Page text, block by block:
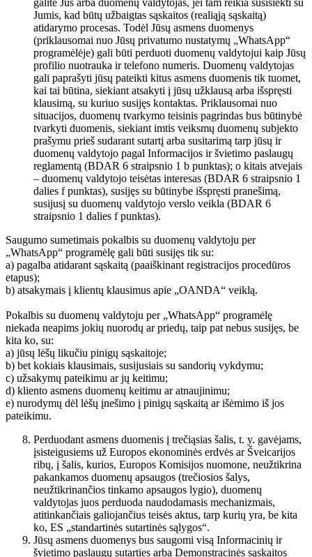
galite Jūs arba duomenų valdytojas, jei tam reikia susisiekti su
Jumis, kad būtų užbaigtas sąskaitos (realiąją sąskaitą)
atidarymo procesas. Todėl Jūsų asmens duomenys
(priklausomai nuo Jūsų privatumo nustatymų „WhatsApp“
programėlėje) gali būti perduoti duomenų valdytojui kaip Jūsų
profilio nuotrauka ir telefono numeris. Duomenų valdytojas
gali paprašyti jūsų pateikti kitus asmens duomenis tik tuomet,
kai tai būtina, siekiant atsakyti į jūsų užklausą arba išspręsti
klausimą, su kuriuo susijęs kontaktas. Priklausomai nuo
situacijos, duomenų tvarkymo teisinis pagrindas bus būtinybė
tvarkyti duomenis, siekiant imtis veiksmų duomenų subjekto
prašymu prieš sudarant sutartį arba susitarimą tarp jūsų ir
duomenų valdytojo pagal Informacijos ir švietimo paslaugų
reglamentą (BDAR 6 straipsnio 1 b punktas); o kitais atvejais
– duomenų valdytojo teisėtas interesas (BDAR 6 straipsnio 1
dalies f punktas), susijęs su būtinybe išspręsti pranešimą,
susijusį su duomenų valdytojo verslo veikla (BDAR 6
straipsnio 1 dalies f punktas).
Saugumo sumetimais pokalbis su duomenų valdytoju per
„WhatsApp“ programėlę gali būti susijęs tik su:
a) pagalba atidarant sąskaitą (paaiškinant registracijos procedūros
etapus);
b) atsakymais į klientų klausimus apie „OANDA“ veiklą.
Pokalbis su duomenų valdytoju per „WhatsApp“ programėlę
niekada neapims jokių nuorodų ar priedų, taip pat nebus susijęs, be
kita ko, su:
a) jūsų lėšų likučiu pinigų sąskaitoje;
b) bet kokiais klausimais, susijusiais su sandorių vykdymu;
c) užsakymų pateikimu ar jų keitimu;
d) kliento asmens duomenų keitimu ar atnaujinimu;
e) nurodymų dėl lėšų įnešimo į pinigų sąskaitą ar išėmimo iš jos
pateikimu.
Perduodant asmens duomenis į trečiąsias šalis, t. y. gavėjams,
įsisteigusiems už Europos ekonominės erdvės ar Šveicarijos
ribų, į šalis, kurios, Europos Komisijos nuomone, neužtikrina
pakankamos duomenų apsaugos (trečiosios šalys,
neužtikrinančios tinkamo apsaugos lygio), duomenų
valdytojas juos perduoda naudodamasis mechanizmais,
atitinkančiais galiojančius teisės aktus, tarp kurių yra, be kita
ko, ES „standartinės sutartinės sąlygos“.
Jūsų asmens duomenys bus saugomi visą Informacinių ir
švietimo paslaugų sutarties arba Demonstracinės sąskaitos